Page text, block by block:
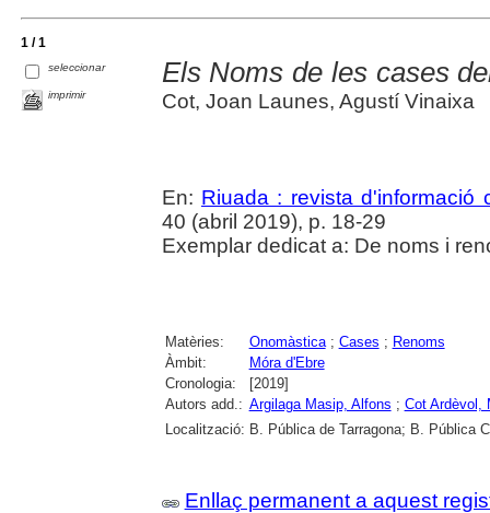
1 / 1
seleccionar
imprimir
Els Noms de les cases
Cot, Joan Launes, Agustí Vinaixa
En: Riuada : revista d'informació
40 (abril 2019), p. 18-29
Exemplar dedicat a: De noms i
Matèries: Onomàstica; Cases ; Renoms
Àmbit:
Móra d'Ebre
Cronologia:
[2019]
Autors add.: Argilaga Masip, Alfons ; Cot Ardèvol,
Localització: B. Pública de Tarragona; B. Pública
Enllaç permanent a aquest